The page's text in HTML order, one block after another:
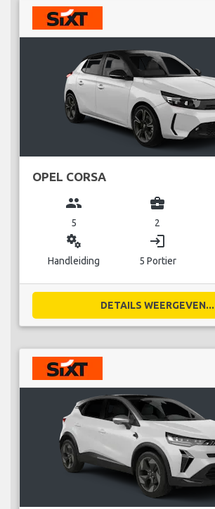
OPEL CORSA
group
5
business_center
2
miscellaneous_services
Handleiding
login
5 Portier
DETAILS WEERGEVEN...